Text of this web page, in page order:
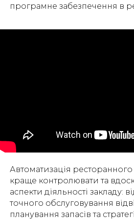
програмне забезпечення в
Автоматизація ресторанного
краще контролювати та
аспекти діяльності закладу:
точного обслуговування
планування запасів та